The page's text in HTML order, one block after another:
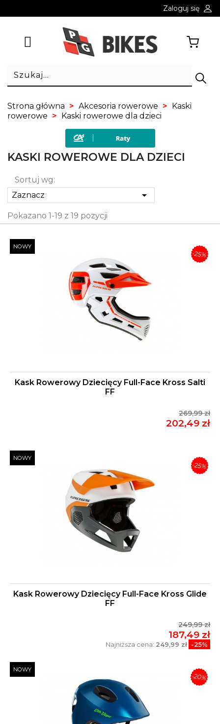
Zaloguj się
Strona główna Akcesoria rowerowe
Kaski
rowerowe
Kaski rowerowe dla dzieci
KASKI ROWEROWE DLA DZIECI
Sortuj wg:
Zaznacz

Pokazano 1-19 z 19 pozycji
Kask Rowerowy Dziecięcy Full-Face Kross Salti
FF
269,99 zł
202,49 zł
NOWY
-25%
Kask Rowerowy Dziecięcy Full-Face Kross Glide
FF
249,99 zł
187,49 zł
Najniższa cena: 249,99 zł -25%
NOWY
-25%
NOWY
-20%